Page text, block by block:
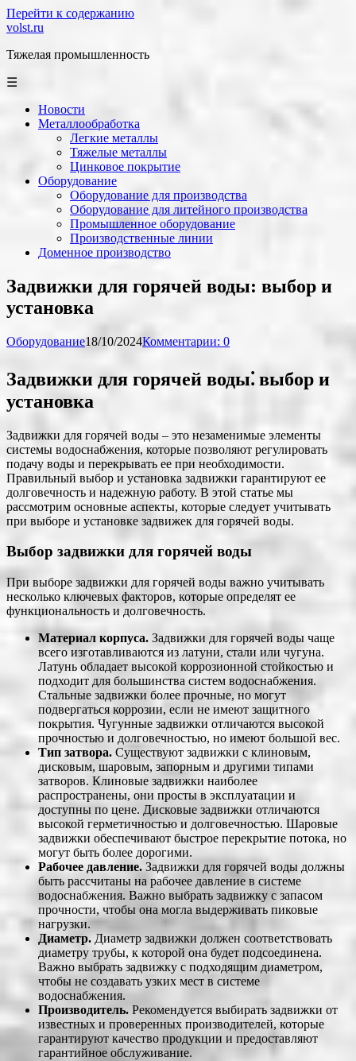
Перейти к содержанию
volst.ru
Тяжелая промышленность
☰
Новости
Металлообработка
Легкие металлы
Тяжелые металлы
Цинковое покрытие
Оборудование
Оборудование для производства
Оборудование для литейного производства
Промышленное оборудование
Производственные линии
Доменное производство
Задвижки для горячей воды: выбор и
установка
Оборудование18/10/2024Комментарии: 0
Задвижки для горячей воды⁚ выбор и
установка
Задвижки для горячей воды – это незаменимые элементы
системы водоснабжения, которые позволяют регулировать
подачу воды и перекрывать ее при необходимости.
Правильный выбор и установка задвижки гарантируют ее
долговечность и надежную работу. В этой статье мы
рассмотрим основные аспекты, которые следует учитывать
при выборе и установке задвижек для горячей воды.
Выбор задвижки для горячей воды
При выборе задвижки для горячей воды важно учитывать
несколько ключевых факторов, которые определят ее
функциональность и долговечность.
Материал корпуса. Задвижки для горячей воды чаще
всего изготавливаются из латуни, стали или чугуна.
Латунь обладает высокой коррозионной стойкостью и
подходит для большинства систем водоснабжения.
Стальные задвижки более прочные, но могут
подвергаться коррозии, если не имеют защитного
покрытия. Чугунные задвижки отличаются высокой
прочностью и долговечностью, но имеют большой вес.
Тип затвора. Существуют задвижки с клиновым,
дисковым, шаровым, запорным и другими типами
затворов. Клиновые задвижки наиболее
распространены, они просты в эксплуатации и
доступны по цене. Дисковые задвижки отличаются
высокой герметичностью и долговечностью. Шаровые
задвижки обеспечивают быстрое перекрытие потока, но
могут быть более дорогими.
Рабочее давление. Задвижки для горячей воды должны
быть рассчитаны на рабочее давление в системе
водоснабжения. Важно выбрать задвижку с запасом
прочности, чтобы она могла выдерживать пиковые
нагрузки.
Диаметр. Диаметр задвижки должен соответствовать
диаметру трубы, к которой она будет подсоединена.
Важно выбрать задвижку с подходящим диаметром,
чтобы не создавать узких мест в системе
водоснабжения.
Производитель. Рекомендуется выбирать задвижки от
известных и проверенных производителей, которые
гарантируют качество продукции и предоставляют
гарантийное обслуживание.